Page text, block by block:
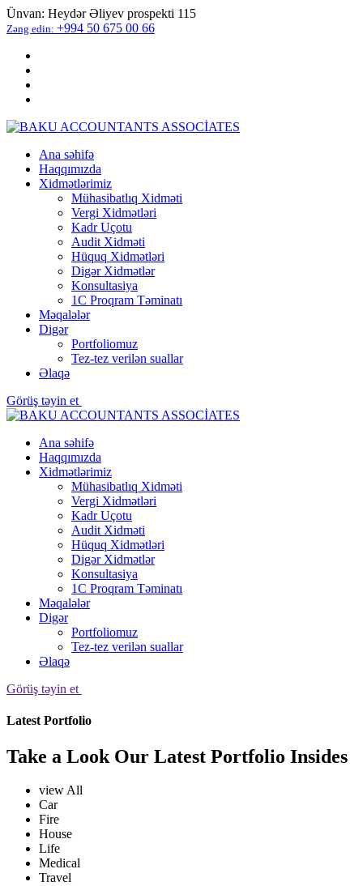
Ünvan: Heydər Əliyev prospekti 115
Zəng edin: +994 50 675 00 66
Ana səhifə
Haqqımızda
Xidmətlərimiz
Mühasibatlıq Xidməti
Vergi Xidmətləri
Kadr Uçotu
Audit Xidməti
Hüquq Xidmətləri
Digər Xidmətlər
Konsultasiya
1C Proqram Təminatı
Məqalələr
Digər
Portfoliomuz
Tez-tez verilən suallar
Əlaqə
Görüş təyin et
Ana səhifə
Haqqımızda
Xidmətlərimiz
Mühasibatlıq Xidməti
Vergi Xidmətləri
Kadr Uçotu
Audit Xidməti
Hüquq Xidmətləri
Digər Xidmətlər
Konsultasiya
1C Proqram Təminatı
Məqalələr
Digər
Portfoliomuz
Tez-tez verilən suallar
Əlaqə
Görüş təyin et
Latest Portfolio
Take a Look Our Latest Portfolio Insides
view All
Car
Fire
House
Life
Medical
Travel